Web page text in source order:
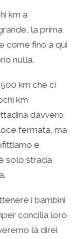
km a
la prima
come fino a qui
nulla.
km che ci
km
davvero
fermata, ma
e
solo strada
i bambini
concilia loro
là direi